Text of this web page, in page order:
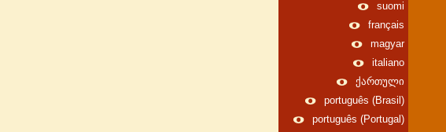
suomi
français
magyar
italiano
ქართული
português (Brasil)
português (Portugal)